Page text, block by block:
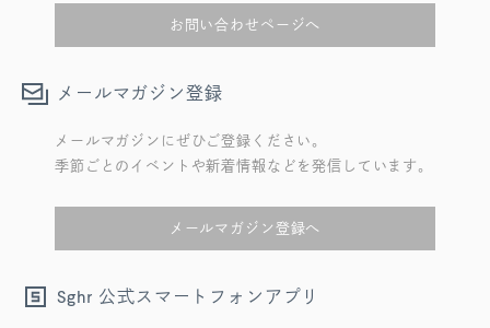
お問い合わせページへ
メールマガジン登録
メールマガジンにぜひご登録ください。
季節ごとのイベントや新着情報などを発信しています。
メールマガジン登録へ
Sghr 公式スマートフォンアプリ